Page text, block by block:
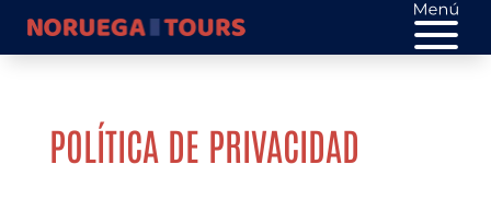
POLÍTICA DE PRIVACIDAD